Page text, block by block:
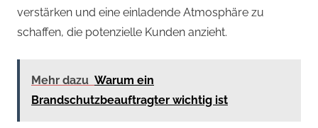
verstärken und eine einladende Atmosphäre zu
schaffen, die potenzielle Kunden anzieht.
Mehr dazu Warum ein
Brandschutzbeauftragter wichtig ist